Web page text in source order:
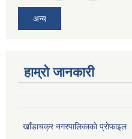
अन्य
हाम्राे जानकारी
खाँडाचक्र नगरपालिकाकाे प्राेफाइल